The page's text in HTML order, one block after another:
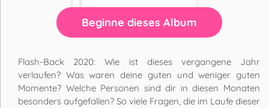
Beginne dieses Album
Flash-Back 2020: Wie ist dieses vergangene Jahr
verlaufen? Was waren deine guten und weniger guten
Momente? Welche Personen sind dir in diesen Monaten
besonders aufgefallen? So viele Fragen, die im Laufe dieser